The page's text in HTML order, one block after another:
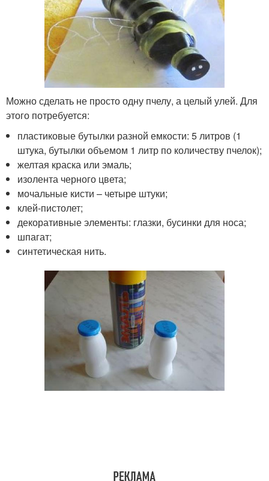
Можно сделать не просто одну пчелу, а целый улей. Для
этого потребуется:
пластиковые бутылки разной емкости: 5 литров (1
штука, бутылки объемом 1 литр по количеству пчелок);
желтая краска или эмаль;
изолента черного цвета;
мочальные кисти – четыре штуки;
клей-пистолет;
декоративные элементы: глазки, бусинки для носа;
шпагат;
синтетическая нить.